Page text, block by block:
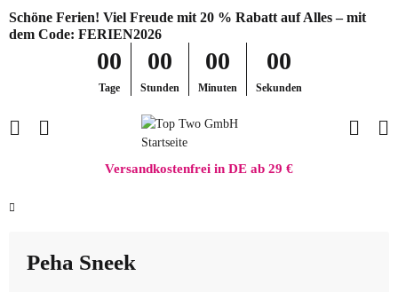
Schöne Ferien! Viel Freude mit 20 % Rabatt auf Alles – mit
dem Code: FERIEN2026
00
Tage
00
Stunden
00
Minuten
00
Sekunden
Versandkostenfrei in DE ab 29 €
Peha Sneek